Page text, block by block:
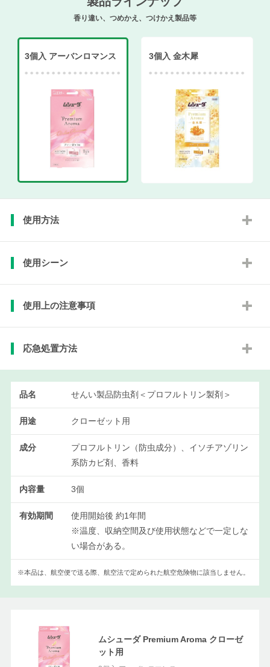
香り違い、つめかえ、つけかえ製品等
3個入 アーバンロマンス 3個入 金木犀
使用方法
使用シーン
使用上の注意事項
応急処置方法
品名 せんい製品防虫剤＜プロフルトリン製剤＞
用途 クローゼット用
成分
プロフルトリン（防虫成分）、イソチアゾリン
系防カビ剤、香料
内容量 3個
有効期間
使用開始後 約1年間
※温度、収納空間及び使用状態などで一定しな
い場合がある。
※本品は、航空便で送る際、航空法で定められた航空危険物に該当しません。
ムシューダ Premium Aroma クローゼ
ット用